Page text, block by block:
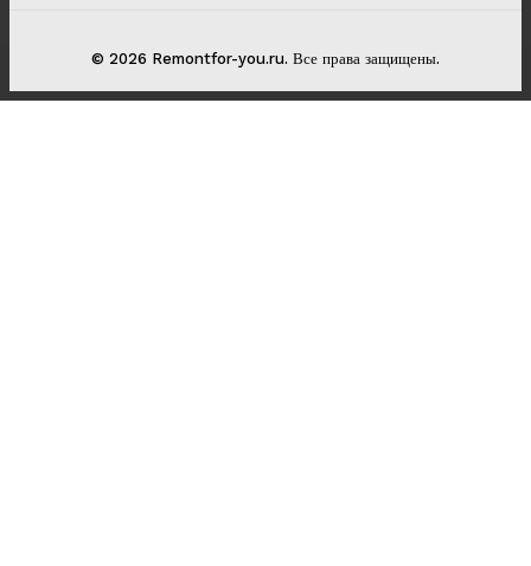
© 2026 Remontfor-you.ru. Все права защищены.